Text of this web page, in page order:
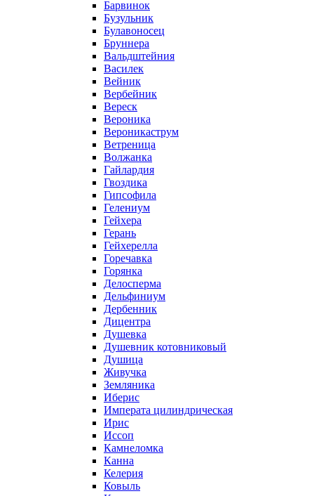
Барвинок
Бузульник
Булавоносец
Бруннера
Вальдштейния
Василек
Вейник
Вербейник
Вереск
Вероника
Вероникаструм
Ветреница
Волжанка
Гайлардия
Гвоздика
Гипсофила
Гелениум
Гейхера
Герань
Гейхерелла
Горечавка
Горянка
Делосперма
Дельфиниум
Дербенник
Дицентра
Душевка
Душевник котовниковый
Душица
Живучка
Земляника
Иберис
Императа цилиндрическая
Ирис
Иссоп
Камнеломка
Канна
Келерия
Ковыль